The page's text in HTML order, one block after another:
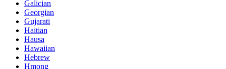
Galician
Georgian
Gujarati
Haitian
Hausa
Hawaiian
Hebrew
Hmong